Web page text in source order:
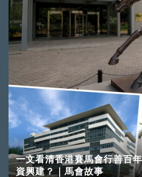
一文看清香港賽馬會行善百
資興建？｜馬會故事